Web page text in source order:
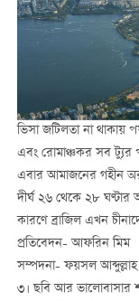
ভিসা জটিলতা না থাকায়
এবং রোমাঞ্চকর সব ট্যুর
এবার আমাজনের গহীন
দীর্ঘ ২৬ থেকে ২৮ ঘণ্টার
কারণে ব্রাজিল এখন
প্রতিবেদন- আফরিন মিম
সম্পদনা- ফয়সল আব্দুল্লাহ
৩। ছবি আর ভালোবাসার